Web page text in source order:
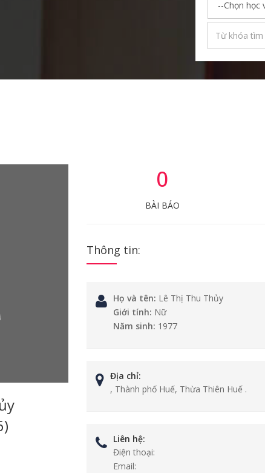
0
BÀI BÁO
Thông tin:
Họ và tên: Lê Thị Thu Thủy
Giới tính: Nữ
Năm sinh: 1977
Địa chỉ:
, Thành phố Huế, Thừa Thiên Huế .
Liên hệ:
Điện thoại:
Email: